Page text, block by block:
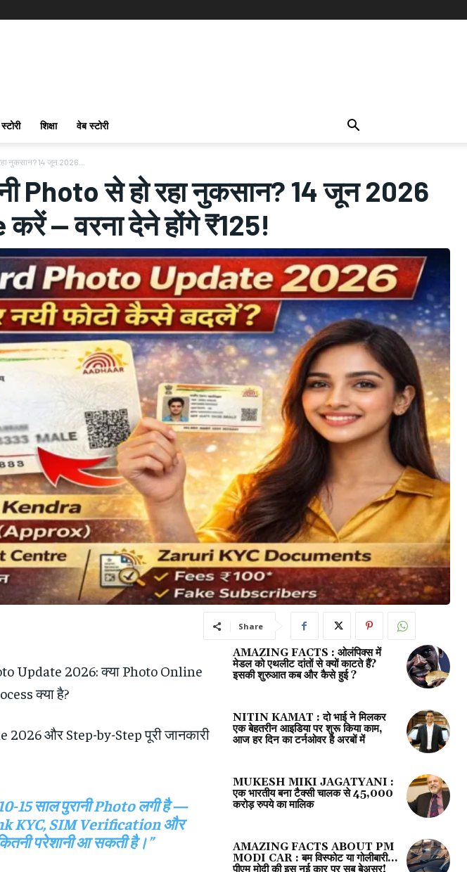
शिक्षा वेब स्टोरी
नुकसान? 14 जून 2026...
Photo से हो रहा नुकसान? 14 जून 2026
— वरना देने होंगे ₹125!
Share
Update 2026: क्या Photo Online
क्या है?
और Step-by-Step पूरी जानकारी
15 साल पुरानी Photo लगी है —
KYC, SIM Verification और
परेशानी आ सकती है।”
AMAZING FACTS : ओलंपिक्‍स में
मेडल को एथलीट दांतों से क्यों काटते हैं?
इसकी शुरुआत कब और कैसे हुई ?
NITIN KAMAT : दो भाई ने मिलकर
एक बेहतरीन आइडिया पर शुरू किया काम,
आज हर दिन का टर्नओवर है अरबों में
MUKESH MIKI JAGATYANI :
एक भारतीय बना टैक्सी चालक से 45,000
करोड़ रुपये का मालिक
AMAZING FACTS ABOUT PM
MODI CAR : बम विस्फोट या गोलीबारी…
पीएम मोदी की इस नई कार पर सब बेअसर!